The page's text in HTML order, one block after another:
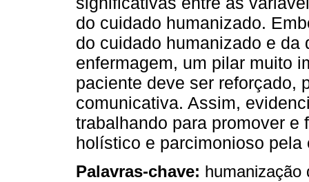
do cuidado humanizado.
do cuidado humanizado e da
enfermagem, um pilar muito
paciente deve ser reforçado,
comunicativa. Assim,
trabalhando para promover e
holístico e parcimonioso pela
Palavras-chave: humanização